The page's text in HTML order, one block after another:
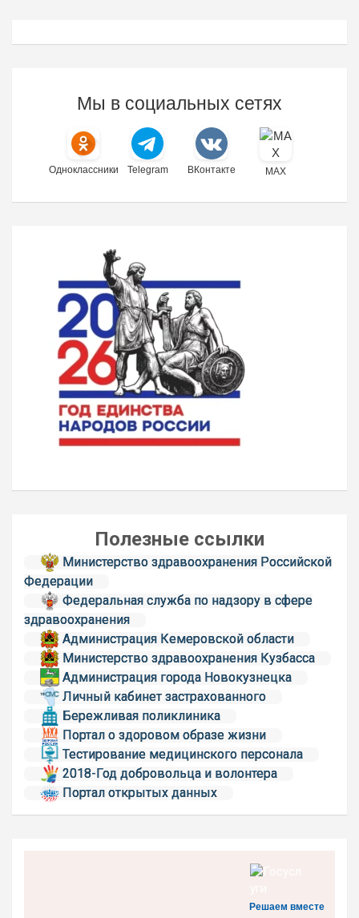
Мы в социальных сетях
Одноклассники Telegram ВКонтакте MAX
Полезные ссылки
Министерство здравоохранения Российской
Федерации
Федеральная служба по надзору в сфере
здравоохранения
Администрация Кемеровской области
Министерство здравоохранения Кузбасса
Администрация города Новокузнецка
Личный кабинет застрахованного
Бережливая поликлиника
Портал о здоровом образе жизни
Тестирование медицинского персонала
2018-Год добровольца и волонтера
Портал открытых данных
Решаем вместе